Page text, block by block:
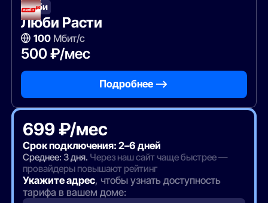
Люби
Люби Расти
100Мбит/с
500 ₽/мес
Подробнее —>
699 ₽/мес
Срок подключения: 2–6 дней
Среднее: 3 дня. Через наш сайт чаще быстрее —
провайдеры повышают рейтинг
Укажите адрес, чтобы узнать доступность
тарифа в вашем доме: